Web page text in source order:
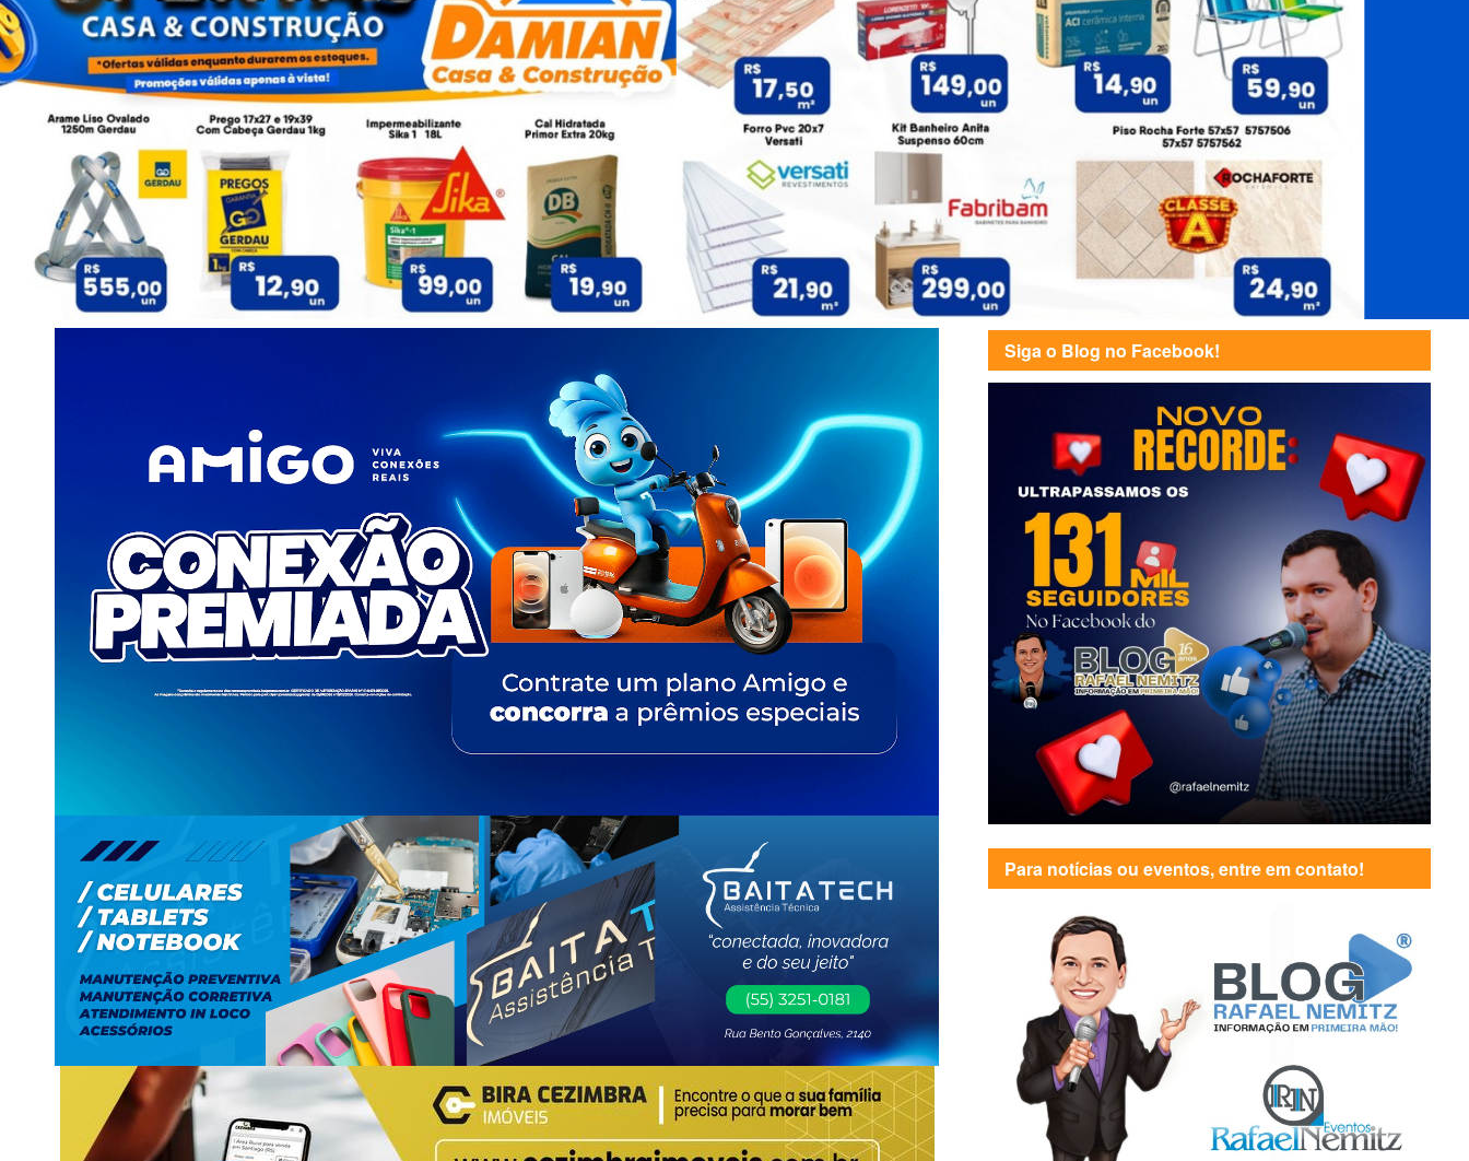
Siga o Blog no Facebook!
Para notícias ou eventos, entre em contato!